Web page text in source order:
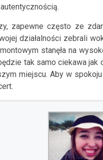
zapewne często ze
działalności zebrali
stanęła na
tak samo ciekawa
miejscu. Aby w